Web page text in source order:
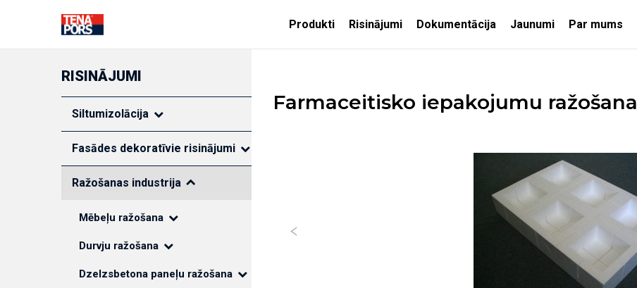
Produkti Risinājumi Dokumentācija Jaunumi Par mums
RISINĀJUMI BŪVNIECĪBAI
SILTUMIZOLĀCIJA
Pamatu siltumizolācija
Grīdas siltumizolācija
Jumta siltumizolācija
PALIEKOŠIE VEIDŅI
Siltinātie pārseguma
Siltinātie pamatu veidņi
Siltinātie sienu veidņi
RISINĀJUMI
Siltumizolācija
Sienas siltumizolācija
Grīdas siltumizolācija
Fasādes dekoratīvie risinājumi
Fasādes dekoratīvie elementi
Ražošanas industrija
Mēbeļu ražošana
Durvju ražošana
Dzelzsbetona paneļu ražošana
Farmaceitisko iepakojumu ražošana